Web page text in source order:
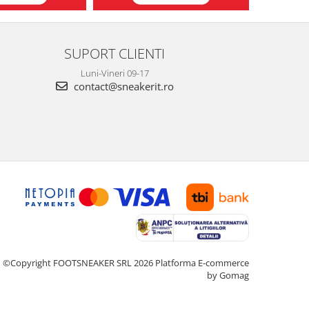
SUPORT CLIENTI
Luni-Vineri 09-17
contact@sneakerit.ro
©Copyright FOOTSNEAKER SRL 2026 Platforma E-commerce
by Gomag